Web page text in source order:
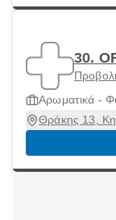
30.
Αρωματικά -
Θράκης 13,